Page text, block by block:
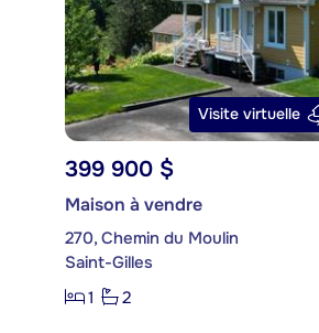
Visite virtuelle
399 900 $
Maison à vendre
270, Chemin du Moulin
Saint-Gilles
1
2